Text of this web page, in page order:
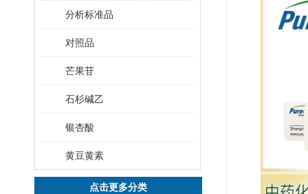
分析标准品
对照品
芒果苷
石杉碱乙
银杏酸
黄豆黄素
点击更多分类